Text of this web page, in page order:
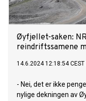
Øyfjellet-saken:
reindriftssamene
14.6.2024 12:18:54 CEST
- Nei, det er ikke
nylige dekningen av